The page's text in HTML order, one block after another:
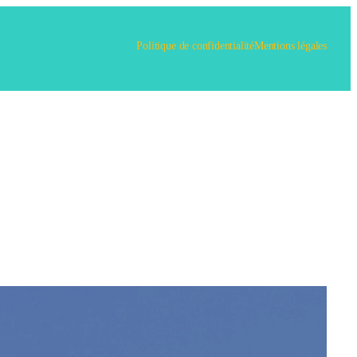
Politique de confidentialitéMentions légales